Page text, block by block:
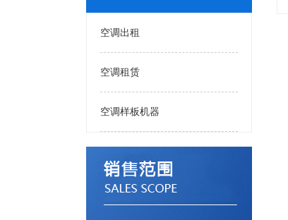
空调出租
空调租赁
空调样板机器